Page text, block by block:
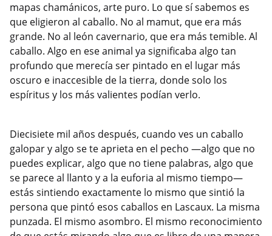
mapas chamánicos, arte puro. Lo que sí sabemos es
que eligieron al caballo. No al mamut, que era más
grande. No al león cavernario, que era más temible. Al
caballo. Algo en ese animal ya significaba algo tan
profundo que merecía ser pintado en el lugar más
oscuro e inaccesible de la tierra, donde solo los
espíritus y los más valientes podían verlo.
Diecisiete mil años después, cuando ves un caballo
galopar y algo se te aprieta en el pecho —algo que no
puedes explicar, algo que no tiene palabras, algo que
se parece al llanto y a la euforia al mismo tiempo—
estás sintiendo exactamente lo mismo que sintió la
persona que pintó esos caballos en Lascaux. La misma
punzada. El mismo asombro. El mismo reconocimiento